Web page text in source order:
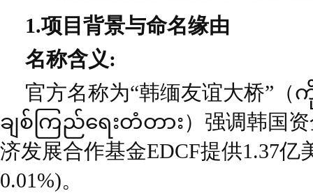
1.项目背景与命名缘由
名称含义:
官方名称为“韩缅友谊大桥”（
ချစ်ကြည်ရေးတံတား）强调韩国资
济发展合作基金EDCF提供1.37亿
0.01%)。